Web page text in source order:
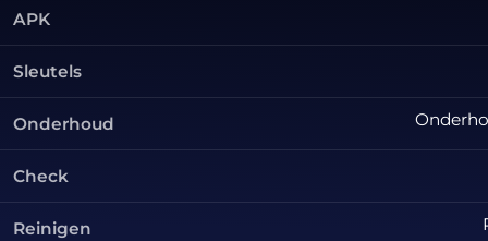
APK
Sleutels
Onderhoud
Check
Reinigen